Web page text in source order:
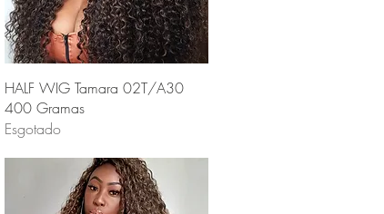
Visualização rápida
HALF WIG Tamara 02T/A30
400 Gramas
Esgotado